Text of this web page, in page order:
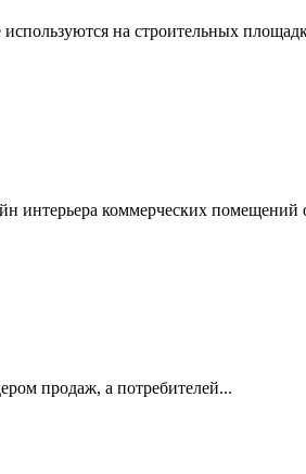
на строительных
интерьера коммерческих помещений
продаж, а потребителей...